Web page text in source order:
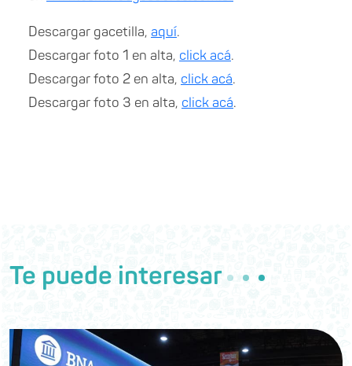
Descargar gacetilla, aquí.
Descargar foto 1 en alta, click acá.
Descargar foto 2 en alta, click acá.
Descargar foto 3 en alta, click acá.
Te puede interesar